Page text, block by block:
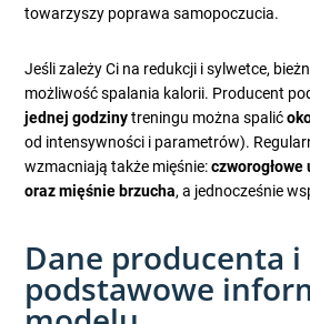
towarzyszy poprawa samopoczucia.
Jeśli zależy Ci na redukcji i sylwetce,
możliwość spalania kalorii. Producent
jednej godzinytreningu można spalić
od intensywności i parametrów).
wzmacniają także mięśnie:czworogłowe
oraz mięśnie brzucha, a jednocześnie
Dane producenta i
podstawowe